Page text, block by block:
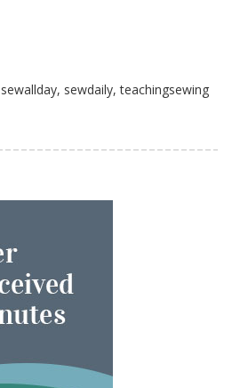
sewallday, sewdaily,teachingsewing